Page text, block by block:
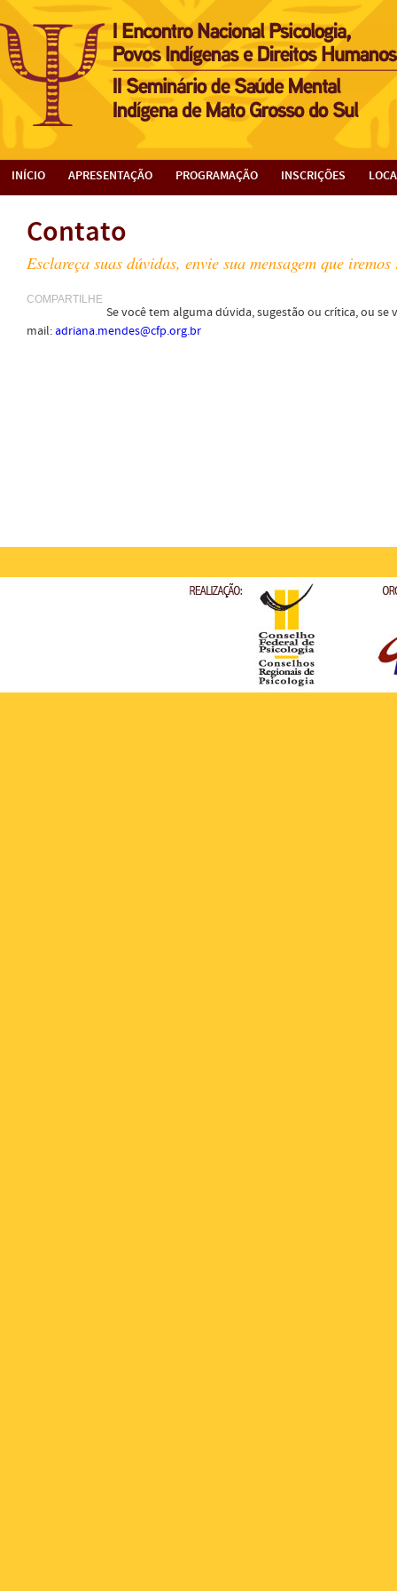
INÍCIO APRESENTAÇÃO PROGRAMAÇÃO INSCRIÇÕES
Contato
Esclareça suas dúvidas, envie sua mensagem que iremos
COMPARTILHE
Se você tem alguma dúvida, sugestão ou crítica, ou
mail: adriana.mendes@cfp.org.br